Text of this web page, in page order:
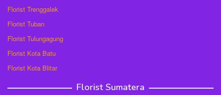
Florist Trenggalek
Florist Tuban
Florist Tulungagung
Florist Kota Batu
Florist Kota Blitar
Florist Sumatera